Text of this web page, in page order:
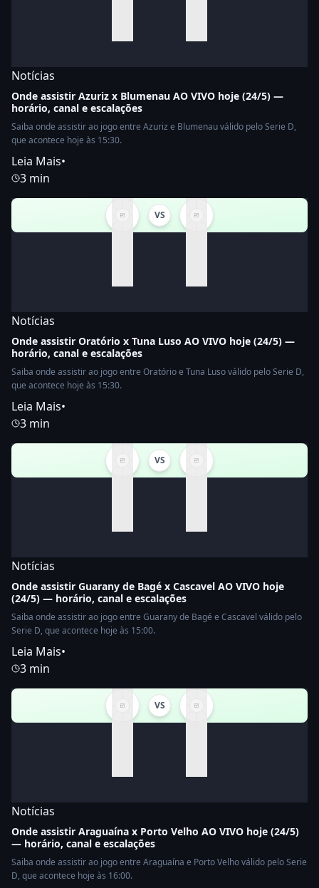
Notícias
Onde assistir Azuriz x Blumenau AO VIVO hoje (24/5) —
horário, canal e escalações
Saiba onde assistir ao jogo entre Azuriz e Blumenau válido pelo Serie D,
que acontece hoje às 15:30.
Leia Mais•
3 min
VS
Notícias
Onde assistir Oratório x Tuna Luso AO VIVO hoje (24/5) —
horário, canal e escalações
Saiba onde assistir ao jogo entre Oratório e Tuna Luso válido pelo Serie D,
que acontece hoje às 15:30.
Leia Mais•
3 min
VS
Notícias
Onde assistir Guarany de Bagé x Cascavel AO VIVO hoje
(24/5) — horário, canal e escalações
Saiba onde assistir ao jogo entre Guarany de Bagé e Cascavel válido pelo
Serie D, que acontece hoje às 15:00.
Leia Mais•
3 min
VS
Notícias
Onde assistir Araguaína x Porto Velho AO VIVO hoje (24/5)
— horário, canal e escalações
Saiba onde assistir ao jogo entre Araguaína e Porto Velho válido pelo Serie
D, que acontece hoje às 16:00.